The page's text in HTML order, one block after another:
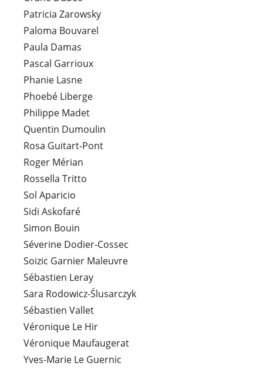
Patricia Zarowsky
Paloma Bouvarel
Paula Damas
Pascal Garrioux
Phanie Lasne
Phoebé Liberge
Philippe Madet
Quentin Dumoulin
Rosa Guitart-Pont
Roger Mérian
Rossella Tritto
Sol Aparicio
Sidi Askofaré
Simon Bouin
Séverine Dodier-Cossec
Soizic Garnier Maleuvre
Sébastien Leray
Sara Rodowicz-Ślusarczyk
Sébastien Vallet
Véronique Le Hir
Véronique Maufaugerat
Yves-Marie Le Guernic